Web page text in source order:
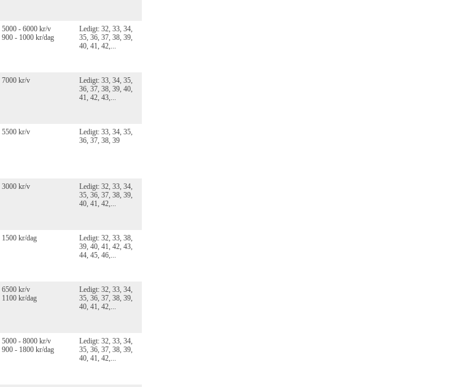
5000 - 6000 kr/v
900 - 1000 kr/dag
Ledigt: 32, 33, 34,
35, 36, 37, 38, 39,
40, 41, 42,...
7000 kr/v
Ledigt: 33, 34, 35,
36, 37, 38, 39, 40,
41, 42, 43,...
5500 kr/v
Ledigt: 33, 34, 35,
36, 37, 38, 39
3000 kr/v
Ledigt: 32, 33, 34,
35, 36, 37, 38, 39,
40, 41, 42,...
1500 kr/dag
Ledigt: 32, 33, 38,
39, 40, 41, 42, 43,
44, 45, 46,...
6500 kr/v
1100 kr/dag
Ledigt: 32, 33, 34,
35, 36, 37, 38, 39,
40, 41, 42,...
5000 - 8000 kr/v
900 - 1800 kr/dag
Ledigt: 32, 33, 34,
35, 36, 37, 38, 39,
40, 41, 42,...